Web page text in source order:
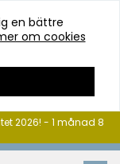
en bättre
om cookies
2026! - 1 månad 8